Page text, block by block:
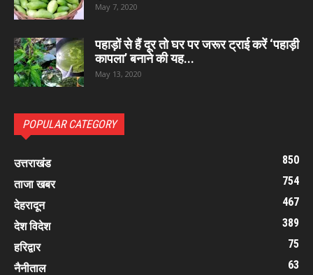
May 7, 2020
पहाड़ों से हैं दूर तो घर पर जरूर ट्राई करें ‘पहाड़ी
कापला’ बनाने की यह...
May 13, 2020
POPULAR CATEGORY
उत्तराखंड
850
ताजा खबर
754
देहरादून
467
देश विदेश
389
हरिद्वार
75
नैनीताल
63